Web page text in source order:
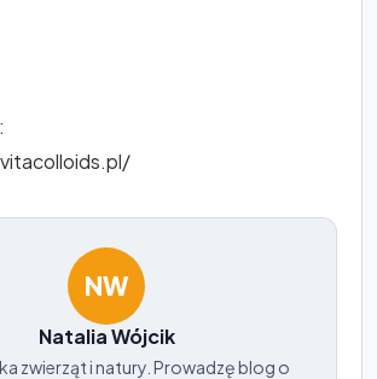
NW
Natalia Wójcik
zwierząt i natury. Prowadzę blog o